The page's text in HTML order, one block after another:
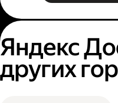
Яндекс
других